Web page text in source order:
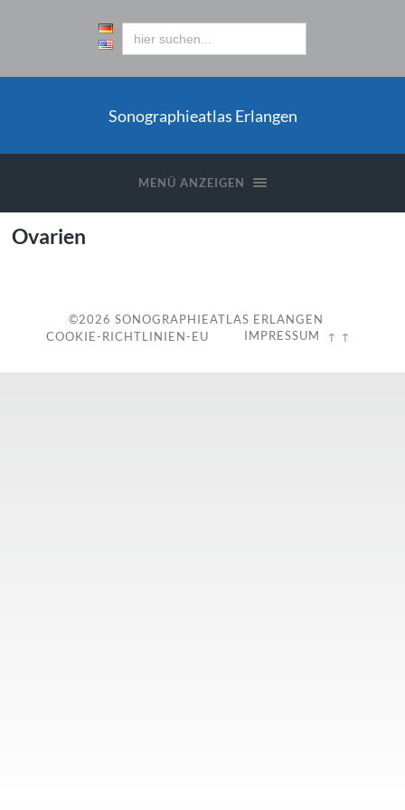
Sonographieatlas Erlangen
MENÜ ANZEIGEN
Ovarien
©2026 SONOGRAPHIEATLAS ERLANGEN
IMPRESSUM
COOKIE-RICHTLINIEN-EU ↑ ↑